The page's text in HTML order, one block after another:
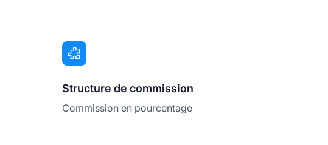
Structure de commission
Commission en pourcentage